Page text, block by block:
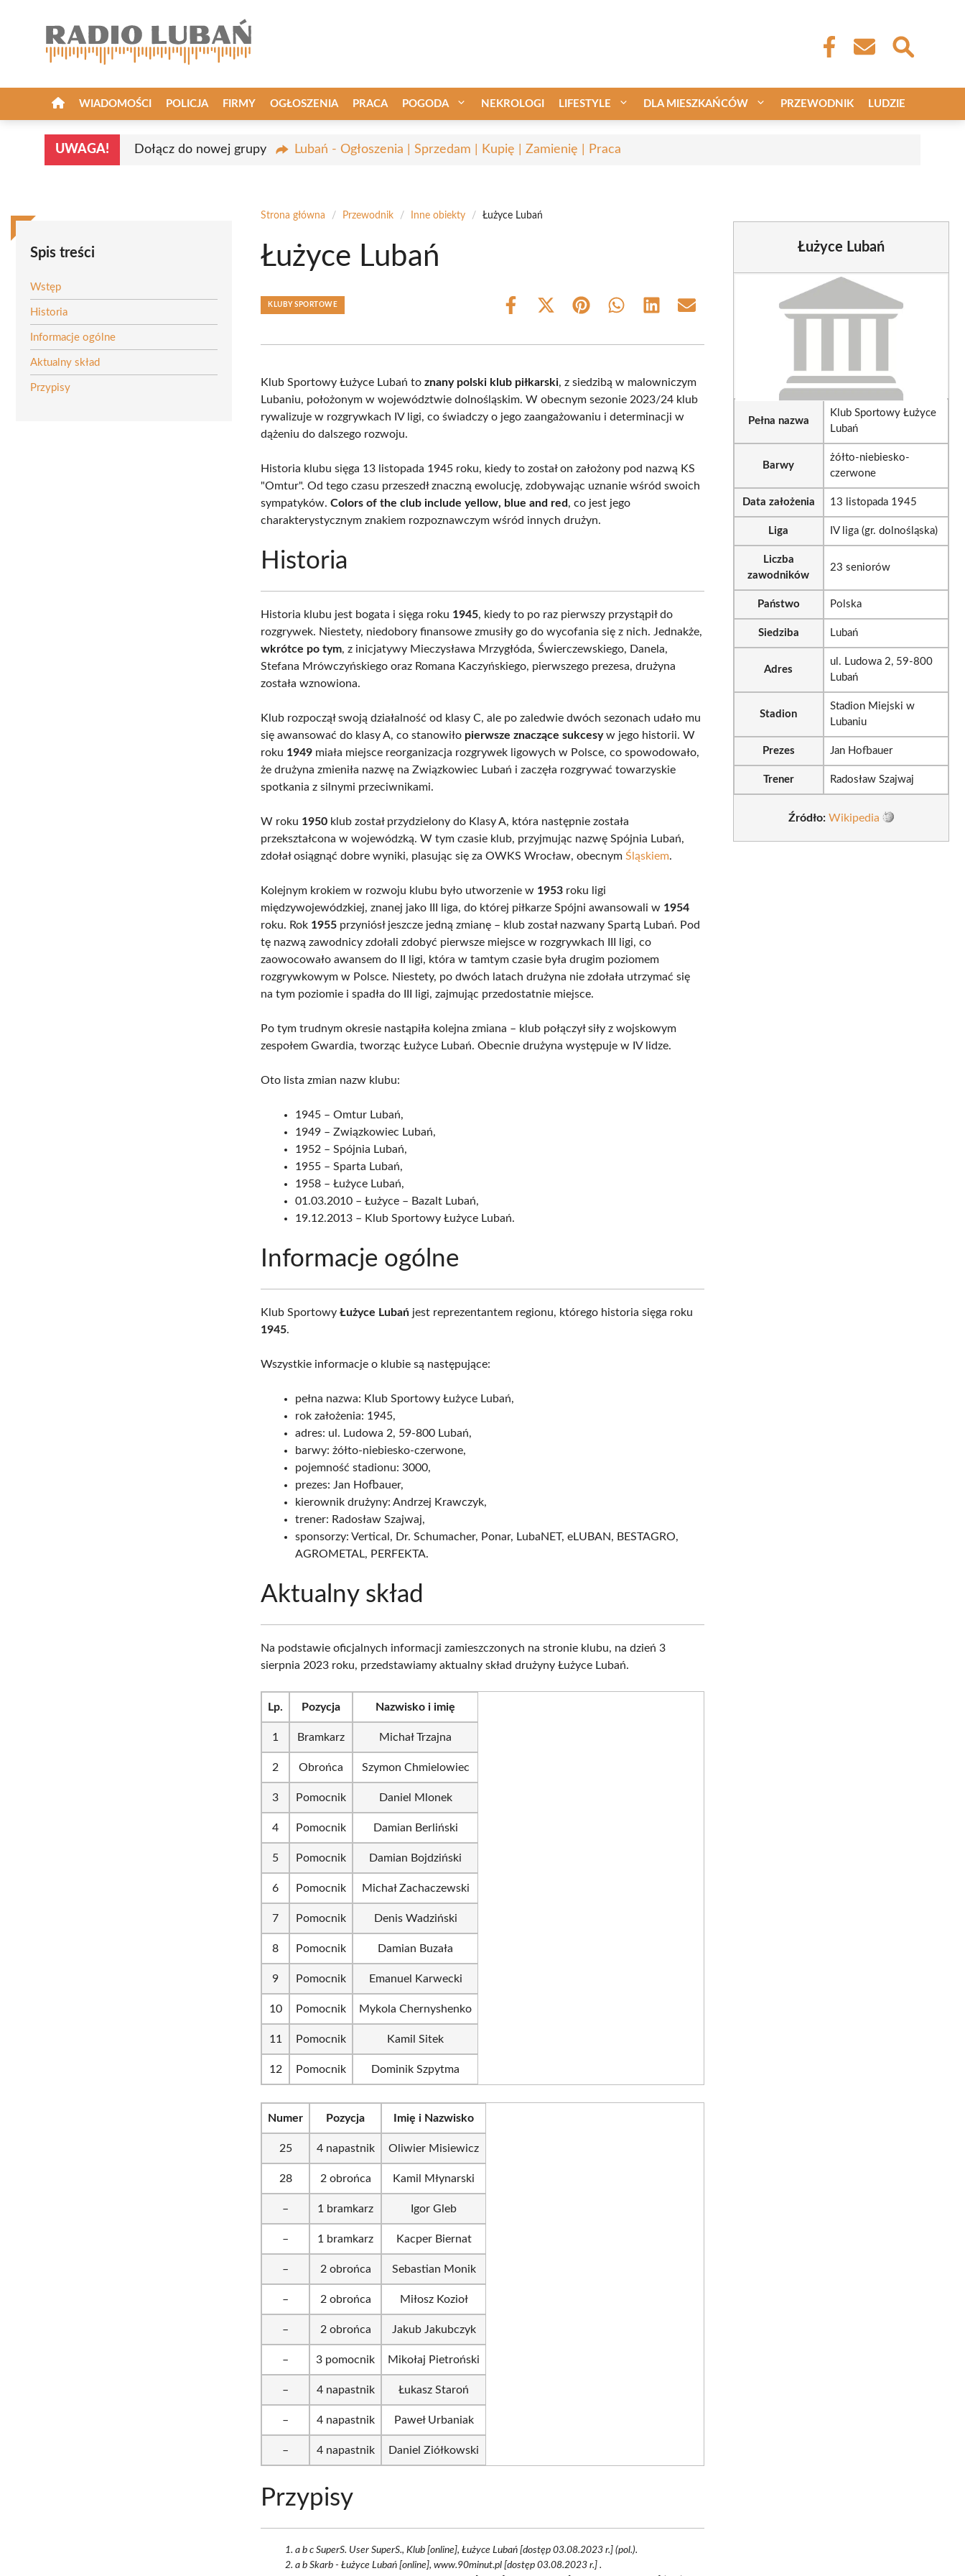
WIADOMOŚCI POLICJA FIRMY OGŁOSZENIA PRACA POGODA NEKROLOGI LIFESTYLE DLA MIESZKAŃCÓW PRZEWODNIK LUDZIE
UWAGA! Dołącz do nowej grupy Lubań - Ogłoszenia | Sprzedam | Kupię | Zamienię | Praca
Spis treści
Wstęp
Historia
Informacje ogólne
Aktualny skład
Przypisy
Strona główna / Przewodnik / Inne obiekty / Łużyce Lubań
Łużyce Lubań
KLUBY SPORTOWE
Share
Share
(Twitter)
Share Share Share Share
Klub Sportowy Łużyce Lubań toznany polski klub piłkarski, z siedzibą w malowniczym
Lubaniu, położonym w województwie dolnośląskim. W obecnym sezonie 2023/24 klub
rywalizuje w rozgrywkach IV ligi, co świadczy o jego zaangażowaniu i determinacji w
dążeniu do dalszego rozwoju.
Historia klubu sięga 13 listopada 1945 roku, kiedy to został on założony pod nazwą KS
"Omtur". Od tego czasu przeszedł znaczną ewolucję, zdobywając uznanie wśród swoich
sympatyków.Colors of the club include yellow, blue and red, co jest jego
charakterystycznym znakiem rozpoznawczym wśród innych drużyn.
Historia
Historia klubu jest bogata i sięga roku 1945, kiedy to po raz pierwszy przystąpił do
rozgrywek. Niestety, niedobory finansowe zmusiły go do wycofania się z nich. Jednakże,
wkrótce po tym, z inicjatywy Mieczysława Mrzygłóda, Świerczewskiego, Danela,
Stefana Mrówczyńskiego oraz Romana Kaczyńskiego, pierwszego prezesa, drużyna
została wznowiona.
Klub rozpoczął swoją działalność od klasy C, ale po zaledwie dwóch sezonach udało mu
się awansować do klasy A, co stanowiło pierwsze znaczące sukcesyw jego historii. W
roku 1949 miała miejsce reorganizacja rozgrywek ligowych w Polsce, co spowodowało,
że drużyna zmieniła nazwę na Związkowiec Lubań i zaczęła rozgrywać towarzyskie
spotkania z silnymi przeciwnikami.
W roku 1950 klub został przydzielony do Klasy A, która następnie została
przekształcona w wojewódzką. W tym czasie klub, przyjmując nazwę Spójnia Lubań,
zdołał osiągnąć dobre wyniki, plasując się za OWKS Wrocław, obecnymŚląskiem.
Kolejnym krokiem w rozwoju klubu było utworzenie w 1953 roku ligi
międzywojewódzkiej, znanej jako III liga, do której piłkarze Spójni awansowali w 1954
roku. Rok 1955 przyniósł jeszcze jedną zmianę – klub został nazwany Spartą Lubań. Pod
tę nazwą zawodnicy zdołali zdobyć pierwsze miejsce w rozgrywkach III ligi, co
zaowocowało awansem do II ligi, która w tamtym czasie była drugim poziomem
rozgrywkowym w Polsce. Niestety, po dwóch latach drużyna nie zdołała utrzymać się
na tym poziomie i spadła do III ligi, zajmując przedostatnie miejsce.
Po tym trudnym okresie nastąpiła kolejna zmiana – klub połączył siły z wojskowym
zespołem Gwardia, tworząc Łużyce Lubań. Obecnie drużyna występuje w IV lidze.
Oto lista zmian nazw klubu:
1945 – Omtur Lubań,
1949 – Związkowiec Lubań,
1952 – Spójnia Lubań,
1955 – Sparta Lubań,
1958 – Łużyce Lubań,
01.03.2010 – Łużyce – Bazalt Lubań,
19.12.2013 – Klub Sportowy Łużyce Lubań.
Informacje ogólne
Klub SportowyŁużyce Lubań jest reprezentantem regionu, którego historia sięga roku
1945.
Wszystkie informacje o klubie są następujące:
pełna nazwa: Klub Sportowy Łużyce Lubań,
rok założenia: 1945,
adres: ul. Ludowa 2, 59-800 Lubań,
barwy: żółto-niebiesko-czerwone,
pojemność stadionu: 3000,
prezes: Jan Hofbauer,
kierownik drużyny: Andrzej Krawczyk,
trener: Radosław Szajwaj,
sponsorzy: Vertical, Dr. Schumacher, Ponar, LubaNET, eLUBAN, BESTAGRO,
AGROMETAL, PERFEKTA.
Aktualny skład
Na podstawie oficjalnych informacji zamieszczonych na stronie klubu, na dzień 3
sierpnia 2023 roku, przedstawiamy aktualny skład drużyny Łużyce Lubań.
Lp. Pozycja Nazwisko i imię
1 Bramkarz Michał Trzajna
2 Obrońca Szymon Chmielowiec
3 Pomocnik Daniel Mlonek
4 Pomocnik Damian Berliński
5 Pomocnik Damian Bojdziński
6 Pomocnik Michał Zachaczewski
7 Pomocnik Denis Wadziński
8 Pomocnik Damian Buzała
9 Pomocnik Emanuel Karwecki
10 Pomocnik Mykola Chernyshenko
11 Pomocnik Kamil Sitek
12 Pomocnik Dominik Szpytma
Numer Pozycja Imię i Nazwisko
25 4 napastnik Oliwier Misiewicz
28 2 obrońca Kamil Młynarski
– 1 bramkarz Igor Gleb
– 1 bramkarz Kacper Biernat
– 2 obrońca Sebastian Monik
– 2 obrońca Miłosz Kozioł
– 2 obrońca Jakub Jakubczyk
– 3 pomocnik Mikołaj Pietroński
– 4 napastnik Łukasz Staroń
– 4 napastnik Paweł Urbaniak
– 4 napastnik Daniel Ziółkowski
Przypisy
a b c SuperS. User SuperS., Klub [online], Łużyce Lubań [dostęp 03.08.2023 r.] (pol.).
a b Skarb - Łużyce Lubań [online], www.90minut.pl [dostęp 03.08.2023 r.] .
Łużyce Lubań
Pełna nazwa
Klub Sportowy Łużyce
Lubań
Barwy
żółto-niebiesko-
czerwone
Data założenia 13 listopada 1945
Liga IV liga (gr. dolnośląska)
Liczba
zawodników
23 seniorów
Państwo Polska
Siedziba Lubań
Adres
ul. Ludowa 2, 59-800
Lubań
Stadion
Stadion Miejski w
Lubaniu
Prezes Jan Hofbauer
Trener Radosław Szajwaj
Źródło: Wikipedia